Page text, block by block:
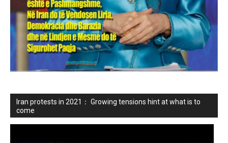
Iran protests in 2021： Growing tensions hint at what is to
come